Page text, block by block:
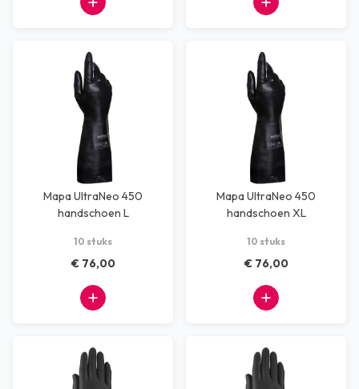
Mapa UltraNeo 450
handschoen L
10 stuks
€ 76,00
Mapa UltraNeo 450
handschoen XL
10 stuks
€ 76,00